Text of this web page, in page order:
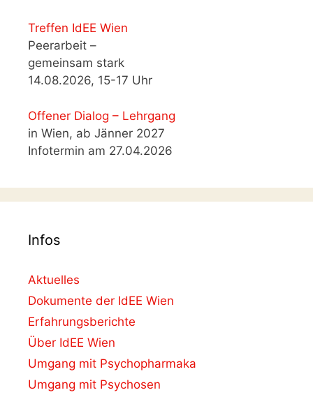
Treffen IdEE Wien
Peerarbeit –
gemeinsam stark
14.08.2026, 15-17 Uhr
Offener Dialog – Lehrgang
in Wien, ab Jänner 2027
Infotermin am 27.04.2026
Infos
Aktuelles
Dokumente der IdEE Wien
Erfahrungsberichte
Über IdEE Wien
Umgang mit Psychopharmaka
Umgang mit Psychosen